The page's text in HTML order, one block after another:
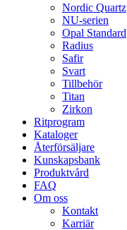
Nordic Quartz
NU-serien
Opal Standard
Radius
Safir
Svart
Tillbehör
Titan
Zirkon
Ritprogram
Kataloger
Återförsäljare
Kunskapsbank
Produktvård
FAQ
Om oss
Kontakt
Karriär